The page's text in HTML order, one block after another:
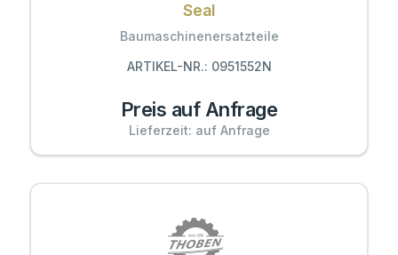
Seal
Baumaschinenersatzteile
ARTIKEL-NR.: 0951552N
Preis auf Anfrage
Lieferzeit: auf Anfrage